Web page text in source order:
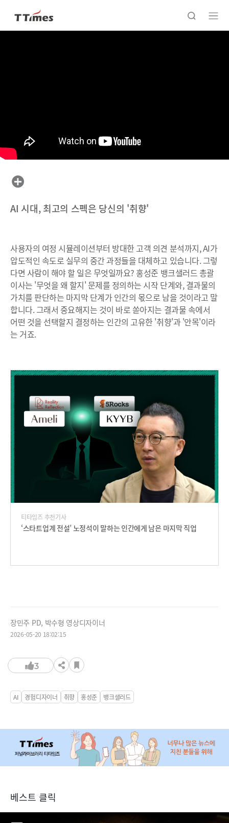
AI 시대, 최고의 스펙은 당신의 '취향'
사용자의 여정 시뮬레이션부터 방대한 고객 의견 분석까지, AI가
압도적인 속도로 실무의 중간 과정들을 대체하고 있습니다. 그렇
다면 사람이 해야 할 일은 무엇일까요? 홍성준 뱅크샐러드 총괄
이사는 '무엇을 왜 할지' 문제를 정의하는 시작 단계와, 결과물의
가치를 판단하는 마지막 단계가 인간의 몫으로 남을 것이라고 말
합니다. 그래서 중요해지는 것이 바로 쏟아지는 결과물 속에서
어떤 것을 선택할지 결정하는 인간의 고유한 '취향'과 '안목'이라
는 거죠.
티타임즈 추천기사
‘스타트업계 전설’ 노정석이 말하는 인간에게 남은 마지막 직업
장민주 PD, 박수형 영상디자이너
2026-05-20 18:02:15
3
AI 경험디자이너 취향 홍성준 뱅크샐러드
베스트 클릭